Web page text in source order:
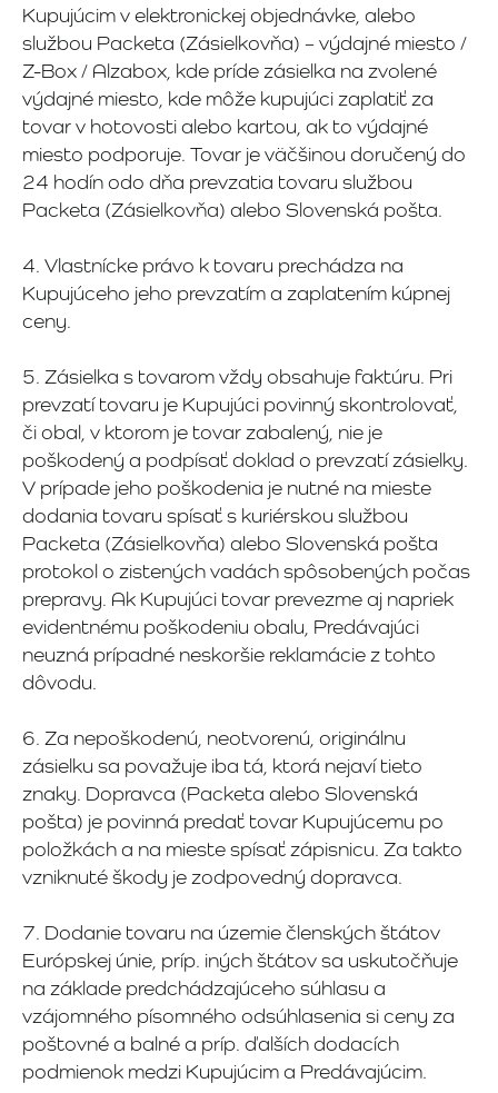
Kupujúcim v elektronickej objednávke, alebo
službou Packeta (Zásielkovňa) – výdajné miesto /
Z-Box / Alzabox, kde príde zásielka na zvolené
výdajné miesto, kde môže kupujúci zaplatiť za
tovar v hotovosti alebo kartou, ak to výdajné
miesto podporuje. Tovar je väčšinou doručený do
24 hodín odo dňa prevzatia tovaru službou
Packeta (Zásielkovňa) alebo Slovenská pošta.
4. Vlastnícke právo k tovaru prechádza na
Kupujúceho jeho prevzatím a zaplatením kúpnej
ceny.
5. Zásielka s tovarom vždy obsahuje faktúru. Pri
prevzatí tovaru je Kupujúci povinný skontrolovať,
či obal, v ktorom je tovar zabalený, nie je
poškodený a podpísať doklad o prevzatí zásielky.
V prípade jeho poškodenia je nutné na mieste
dodania tovaru spísať s kuriérskou službou
Packeta (Zásielkovňa) alebo Slovenská pošta
protokol o zistených vadách spôsobených počas
prepravy. Ak Kupujúci tovar prevezme aj napriek
evidentnému poškodeniu obalu, Predávajúci
neuzná prípadné neskoršie reklamácie z tohto
dôvodu.
6. Za nepoškodenú, neotvorenú, originálnu
zásielku sa považuje iba tá, ktorá nejaví tieto
znaky. Dopravca (Packeta alebo Slovenská
pošta) je povinná predať tovar Kupujúcemu po
položkách a na mieste spísať zápisnicu. Za takto
vzniknuté škody je zodpovedný dopravca.
7. Dodanie tovaru na územie členských štátov
Európskej únie, príp. iných štátov sa uskutočňuje
na základe predchádzajúceho súhlasu a
vzájomného písomného odsúhlasenia si ceny za
poštovné a balné a príp. ďalších dodacích
podmienok medzi Kupujúcim a Predávajúcim.